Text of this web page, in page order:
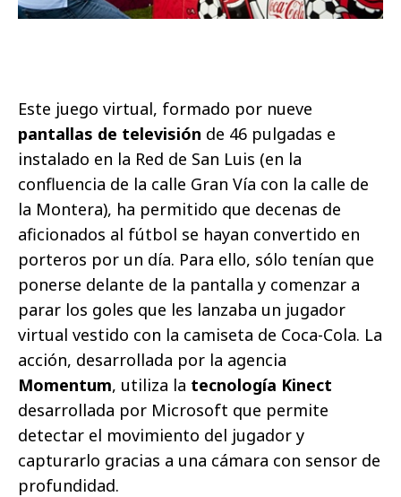
Este juego virtual, formado por nueve
pantallas de televisión de 46 pulgadas e
instalado en la Red de San Luis (en la
confluencia de la calle Gran Vía con la calle de
la Montera), ha permitido que decenas de
aficionados al fútbol se hayan convertido en
porteros por un día. Para ello, sólo tenían que
ponerse delante de la pantalla y comenzar a
parar los goles que les lanzaba un jugador
virtual vestido con la camiseta de Coca-Cola. La
acción, desarrollada por la agencia
Momentum, utiliza la tecnología Kinect
desarrollada por Microsoft que permite
detectar el movimiento del jugador y
capturarlo gracias a una cámara con sensor de
profundidad.